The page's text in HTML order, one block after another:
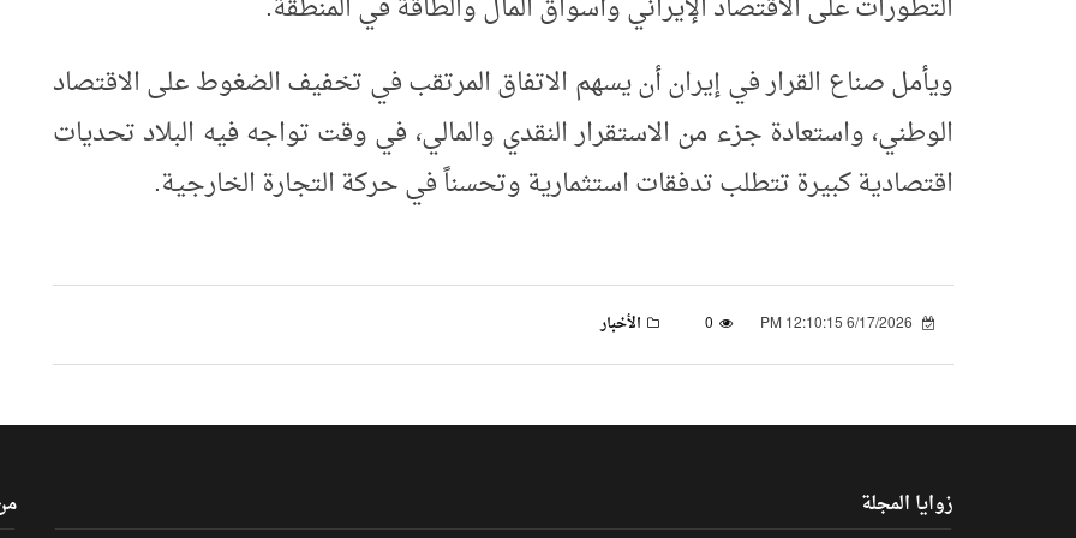
ويأمل صناع القرار في إيران أن يسهم الاتفاق المرتقب في تخفيف الضغوط على الاقتصاد
الوطني، واستعادة جزء من الاستقرار النقدي والمالي، في وقت تواجه فيه البلاد تحديات
اقتصادية كبيرة تتطلب تدفقات استثمارية وتحسناً في حركة التجارة الخارجية.
0 الأخبار
زوايا المجلة